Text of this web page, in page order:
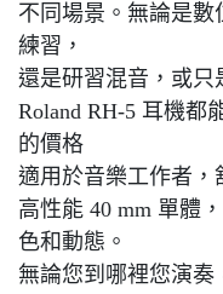
不同場景。無論是
練習，
還是研習混音，或只
Roland RH-5 耳機都
的價格
適用於音樂工作者，
高性能 40 mm 單體
色和動態。
無論您到哪裡您演奏